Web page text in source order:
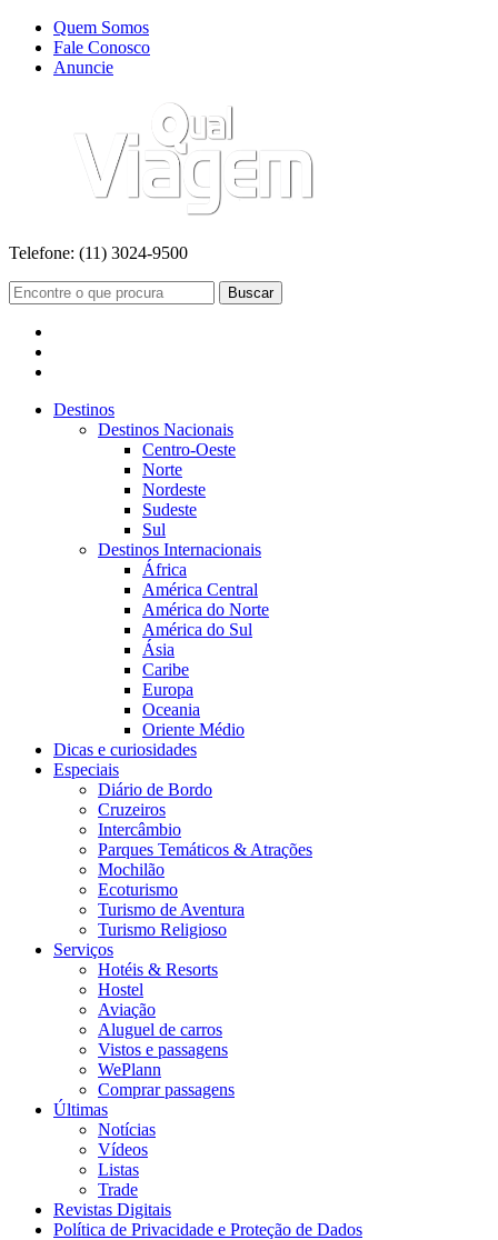
Quem Somos
Fale Conosco
Anuncie
Telefone: (11) 3024-9500
Buscar
Destinos
Destinos Nacionais
Centro-Oeste
Norte
Nordeste
Sudeste
Sul
Destinos Internacionais
África
América Central
América do Norte
América do Sul
Ásia
Caribe
Europa
Oceania
Oriente Médio
Dicas e curiosidades
Especiais
Diário de Bordo
Cruzeiros
Intercâmbio
Parques Temáticos & Atrações
Mochilão
Ecoturismo
Turismo de Aventura
Turismo Religioso
Serviços
Hotéis & Resorts
Hostel
Aviação
Aluguel de carros
Vistos e passagens
WePlann
Comprar passagens
Últimas
Notícias
Vídeos
Listas
Trade
Revistas Digitais
Política de Privacidade e Proteção de Dados